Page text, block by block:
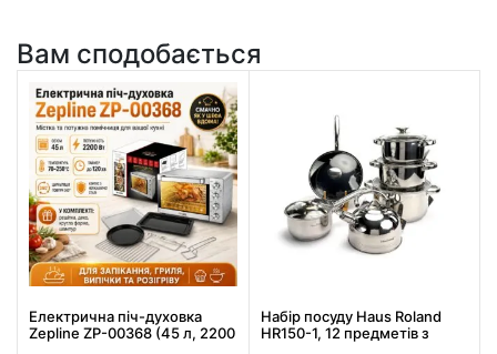
Вам сподобається
Електрична піч-духовка
Zepline ZP-00368 (45 л, 2200
Набір посуду Haus Roland
HR150-1, 12 предметів з